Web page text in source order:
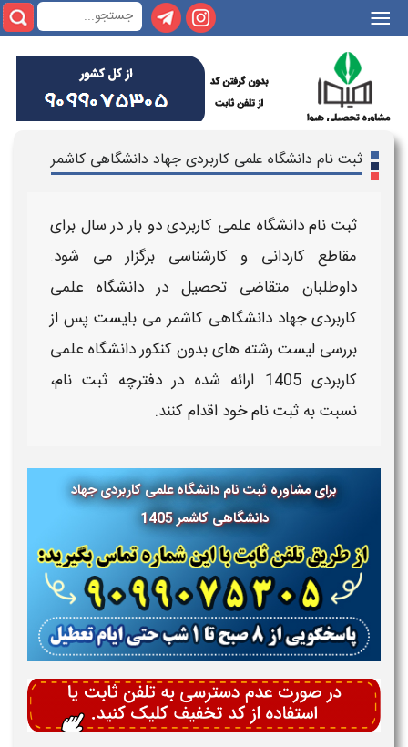
|||
ثبت نام دانشگاه علمی کاربردی جهاد دانشگاهی کاشمر
ثبت نام دانشگاه علمی کاربردیدو بار در سال برای
مقاطع کاردانی و کارشناسی برگزار می شود.
داوطلبان متقاضی تحصیل در دانشگاه علمی
کاربردی جهاد دانشگاهی کاشمرمی بایست پس از
بررسی لیست رشته های بدون کنکور دانشگاه علمی
کاربردی 1405
ارائه شده در دفترچه ثبت نام،
نسبت به ثبت نام خود اقدام کنند.
برای مشاوره ثبت نام دانشگاه علمی کاربردی جهاد
دانشگاهی کاشمر 1405